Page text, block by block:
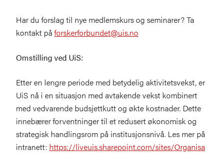
Har du forslag til nye medlemskurs og seminarer? Ta
kontakt på forskerforbundet@uis.no
Omstilling ved UiS:
Etter en lengre periode med betydelig aktivitetsvekst, er
UiS nå i en situasjon med avtakende vekst kombinert
med vedvarende budsjettkutt og økte kostnader. Dette
innebærer forventninger til et redusert økonomisk og
strategisk handlingsrom på institusjonsnivå. Les mer på
intranett: https://liveuis.sharepoint.com/sites/Organisa